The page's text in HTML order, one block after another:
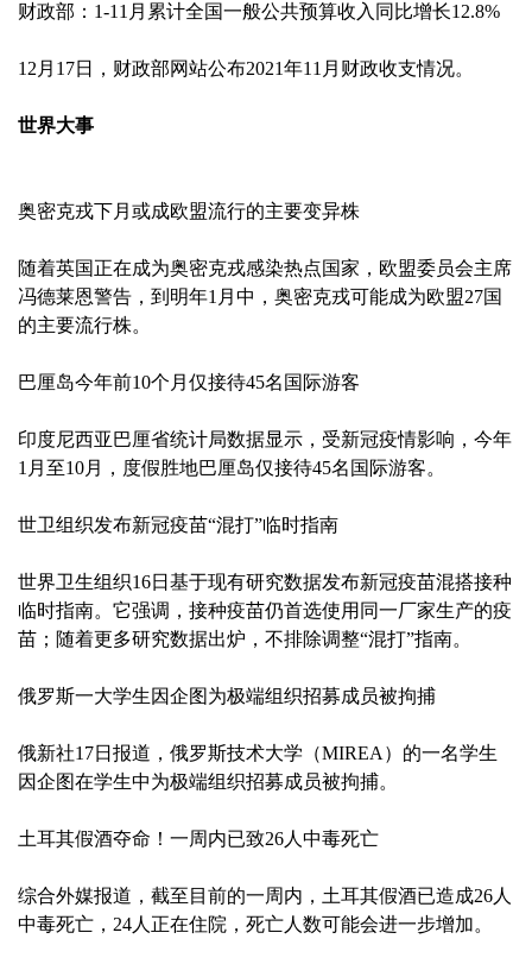
财政部：1-11月累计全国一般公共预算收入同比增长12.8%
12月17日，财政部网站公布2021年11月财政收支情况。
世界大事
奥密克戎下月或成欧盟流行的主要变异株
随着英国正在成为奥密克戎感染热点国家，欧盟委员会主席
冯德莱恩警告，到明年1月中，奥密克戎可能成为欧盟27国
的主要流行株。
巴厘岛今年前10个月仅接待45名国际游客
印度尼西亚巴厘省统计局数据显示，受新冠疫情影响，今年
1月至10月，度假胜地巴厘岛仅接待45名国际游客。
世卫组织发布新冠疫苗“混打”临时指南
世界卫生组织16日基于现有研究数据发布新冠疫苗混搭接种
临时指南。它强调，接种疫苗仍首选使用同一厂家生产的疫
苗；随着更多研究数据出炉，不排除调整“混打”指南。
俄罗斯一大学生因企图为极端组织招募成员被拘捕
俄新社17日报道，俄罗斯技术大学（MIREA）的一名学生
因企图在学生中为极端组织招募成员被拘捕。
土耳其假酒夺命！一周内已致26人中毒死亡
综合外媒报道，截至目前的一周内，土耳其假酒已造成26人
中毒死亡，24人正在住院，死亡人数可能会进一步增加。